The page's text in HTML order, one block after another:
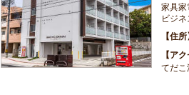
家具家
ビジ
住所
アク
てだ